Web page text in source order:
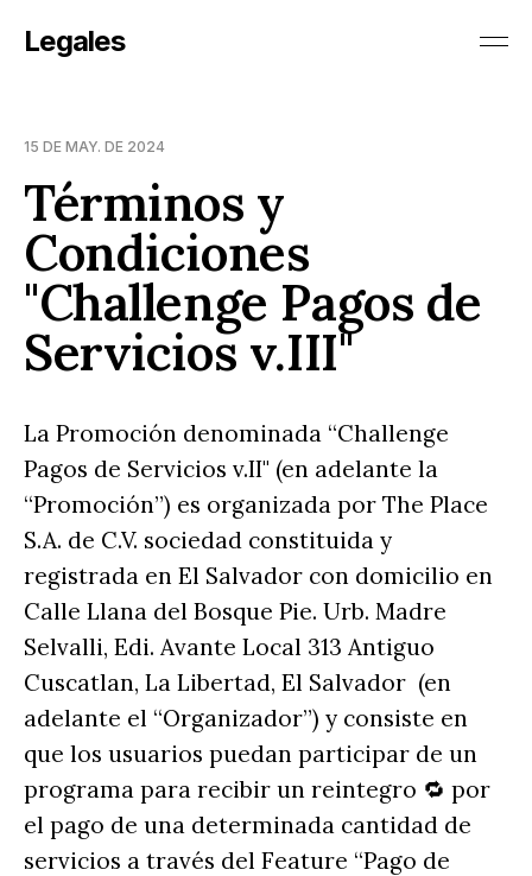
Legales
15 DE MAY. DE 2024
Términos y
Condiciones
"Challenge Pagos de
Servicios v.III"
La Promoción denominada “Challenge
Pagos de Servicios v.II" (en adelante la
“Promoción”) es organizada por The Place
S.A. de C.V. sociedad constituida y
registrada en El Salvador con domicilio en
Calle Llana del Bosque Pie. Urb. Madre
Selvalli, Edi. Avante Local 313 Antiguo
Cuscatlan, La Libertad, El Salvador (en
adelante el “Organizador”) y consiste en
que los usuarios puedan participar de un
programa para recibir un reintegro 🔁 por
el pago de una determinada cantidad de
servicios a través del Feature “Pago de